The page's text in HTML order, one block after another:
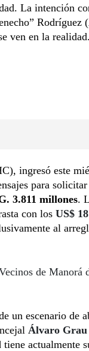
La intención
Rodríguez
ven en la realidad.
ingresó este
para
3.811 millones.
con los US$
al
de Manorá
un escenario de
Álvaro Grau
tiene actualmente